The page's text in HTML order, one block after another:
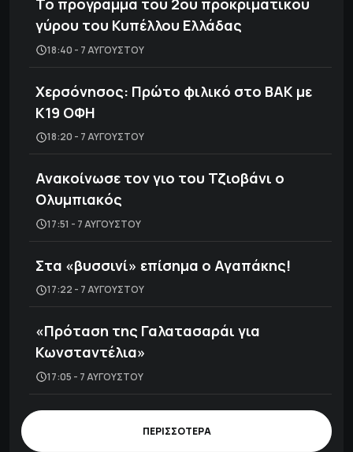
Το πρόγραμμα του 2ου προκριματικού
γύρου του Κυπέλλου Ελλάδας
18:40 - 7 ΑΥΓΟΎΣΤΟΥ
Χερσόνησος: Πρώτο φιλικό στο ΒΑΚ με
Κ19 ΟΦΗ
18:20 - 7 ΑΥΓΟΎΣΤΟΥ
Ανακοίνωσε τον γιο του Τζιοβάνι ο
Ολυμπιακός
17:51 - 7 ΑΥΓΟΎΣΤΟΥ
Στα «βυσσινί» επίσημα ο Αγαπάκης!
17:22 - 7 ΑΥΓΟΎΣΤΟΥ
«Πρόταση της Γαλατασαράι για
Κωνσταντέλια»
17:05 - 7 ΑΥΓΟΎΣΤΟΥ
ΠΕΡΙΣΣΟΤΕΡΑ